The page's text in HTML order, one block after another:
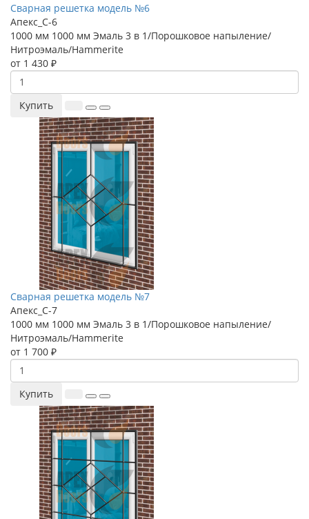
Сварная решетка модель №6
Апекс_С-6
1000 мм 1000 мм Эмаль 3 в 1/Порошковое напыление/
Нитроэмаль/Hammerite
от 1 430 ₽
Купить
Сварная решетка модель №7
Апекс_С-7
1000 мм 1000 мм Эмаль 3 в 1/Порошковое напыление/
Нитроэмаль/Hammerite
от 1 700 ₽
Купить